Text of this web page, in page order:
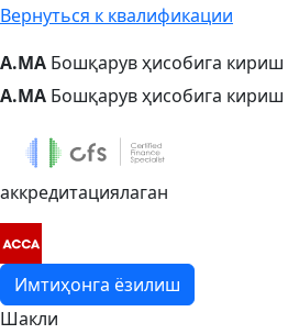
Вернуться к квалификации
A.MA Бошқарув ҳисобига кириш
A.MA Бошқарув ҳисобига кириш
аккредитациялаган
Имтиҳонга ёзилиш
Шакли